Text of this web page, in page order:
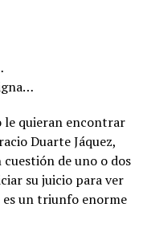
le quieran encontrar
Duarte Jáquez,
de uno o dos
su juicio para ver
es un triunfo enorme